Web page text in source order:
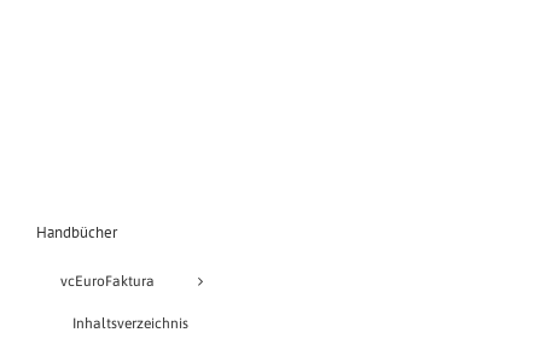
Handbücher
vcEuroFaktura
Inhaltsverzeichnis